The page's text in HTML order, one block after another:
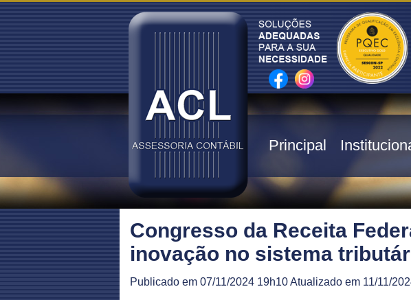
Principal
Congresso da Receita
inovação no sistema
Publicado em 07/11/2024 19h10 Atualizado em 11/11/